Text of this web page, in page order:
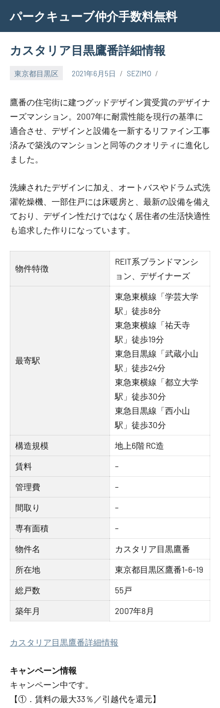
content
パークキューブ仲介手数料無料
カスタリア目黒鷹番詳細情報
東京都目黒区 2021年6月5日 SEZIMO
鷹番の住宅街に建つグッドデザイン賞受賞のデザイナ
ーズマンション。2007年に耐震性能を現行の基準に
適合させ、デザインと設備を一新するリファイン工事
済みで築浅のマンションと同等のクオリティに進化し
ました。
洗練されたデザインに加え、オートバスやドラム式洗
濯乾燥機、一部住戸には床暖房と、最新の設備を備え
ており、デザイン性だけではなく居住者の生活快適性
も追求した作りになっています。
物件特徴
REIT系ブランドマンシ
ョン、デザイナーズ
最寄駅
東急東横線「学芸大学
駅」徒歩8分
東急東横線「祐天寺
駅」徒歩19分
東急目黒線「武蔵小山
駅」徒歩24分
東急東横線「都立大学
駅」徒歩30分
東急目黒線「西小山
駅」徒歩30分
構造規模 地上6階 RC造
賃料 –
管理費 –
間取り –
専有面積 –
物件名 カスタリア目黒鷹番
所在地 東京都目黒区鷹番1-6-19
総戸数 55戸
築年月 2007年8月
カスタリア目黒鷹番詳細情報
キャンペーン情報
キャンペーン中です。
【①．賃料の最大33％／引越代を還元】